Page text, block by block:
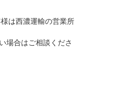
は西濃運輸の営業所
場合はご相談くださ